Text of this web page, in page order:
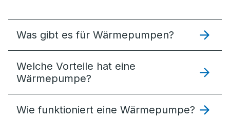
Was gibt es für Wärmepumpen?
Welche Vorteile hat eine
Wärmepumpe?
Wie funktioniert eine Wärmepumpe?